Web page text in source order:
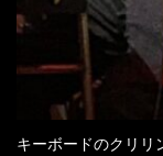
キーボードのクリリ